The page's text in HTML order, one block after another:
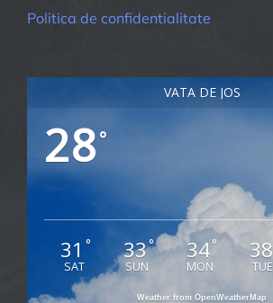
Politica de confidentialitate
VATA DE JOS
28°
31 °
SAT
33°
SUN
34°
MON
38
TUE
Weather from OpenWeatherMap